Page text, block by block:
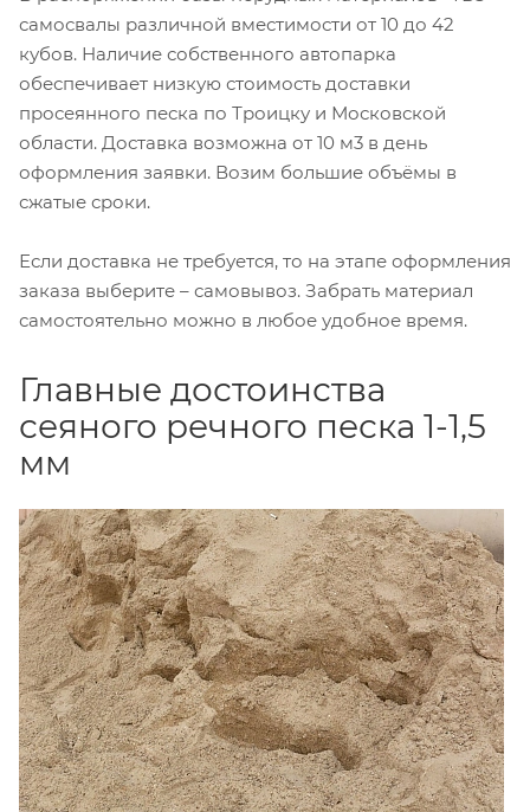
самосвалы различной вместимости от 10 до 42
кубов. Наличие собственного автопарка
обеспечивает низкую стоимость доставки
просеянного песка по Троицку и Московской
области. Доставка возможна от 10 м3 в день
оформления заявки. Возим большие объёмы в
сжатые сроки.
Если доставка не требуется, то на этапе оформления
заказа выберите – самовывоз. Забрать материал
самостоятельно можно в любое удобное время.
Главные достоинства
сеяного речного песка 1-1,5
мм